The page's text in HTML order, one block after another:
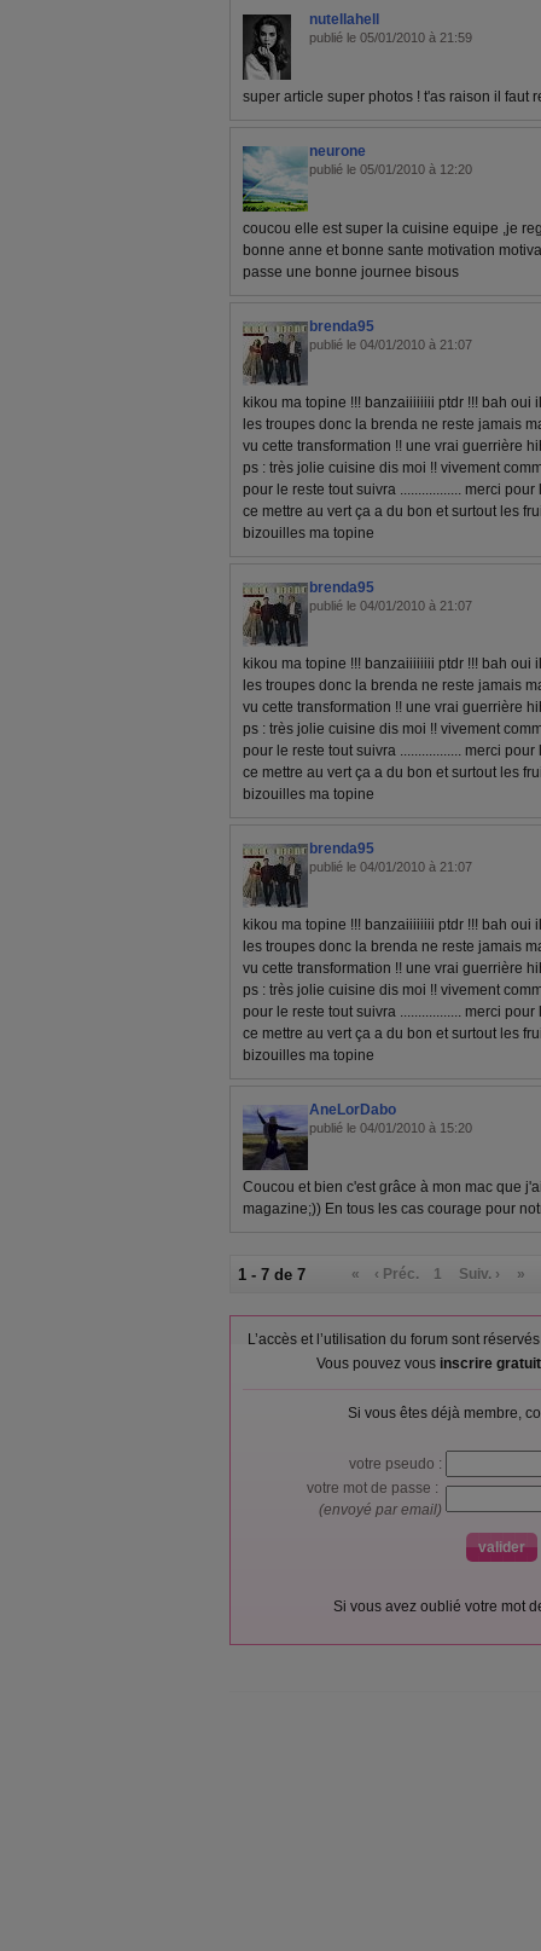
nutellahell
publié le 05/01/2010 à 21:59
super article super photos ! t'as raison il faut
neurone
publié le 05/01/2010 à 12:20
coucou elle est super la cuisine equipe ,je
bonne anne et bonne sante motivation
passe une bonne journee bisous
brenda95
publié le 04/01/2010 à 21:07
kikou ma topine !!! banzaiiiiiiii ptdr !!! bah oui
les troupes donc la brenda ne reste jamais
vu cette transformation !! une vrai guerrière
ps : très jolie cuisine dis moi !! vivement
pour le reste tout suivra ................. merci
ce mettre au vert ça a du bon et surtout les
bizouilles ma topine
brenda95
publié le 04/01/2010 à 21:07
kikou ma topine !!! banzaiiiiiiii ptdr !!! bah oui
les troupes donc la brenda ne reste jamais
vu cette transformation !! une vrai guerrière
ps : très jolie cuisine dis moi !! vivement
pour le reste tout suivra ................. merci
ce mettre au vert ça a du bon et surtout les
bizouilles ma topine
brenda95
publié le 04/01/2010 à 21:07
kikou ma topine !!! banzaiiiiiiii ptdr !!! bah oui
les troupes donc la brenda ne reste jamais
vu cette transformation !! une vrai guerrière
ps : très jolie cuisine dis moi !! vivement
pour le reste tout suivra ................. merci
ce mettre au vert ça a du bon et surtout les
bizouilles ma topine
AneLorDabo
publié le 04/01/2010 à 15:20
Coucou et bien c'est grâce à mon mac que
magazine;)) En tous les cas courage pour
1 - 7 de 7 « ‹ Préc. 1 Suiv. › »
L’accès et l’utilisation du forum sont
Vous pouvez vous inscrire
Si vous êtes déjà membre,
votre pseudo :
votre mot de passe :
(envoyé par email)
Si vous avez oublié votre mot